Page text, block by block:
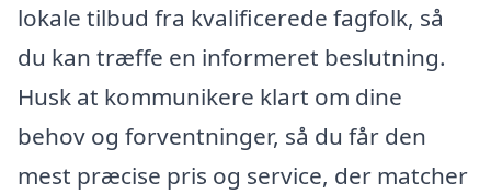
lokale tilbud fra kvalificerede fagfolk, så
du kan træffe en informeret beslutning.
Husk at kommunikere klart om dine
behov og forventninger, så du får den
mest præcise pris og service, der matcher